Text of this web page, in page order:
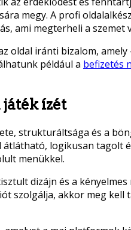
megy. A profi
ami megterheli a szemet
oldal iránti bizalom,
például a befizetés
játék ízét
strukturáltsága és a
logikusan tagolt
menükkel.
dizájn és a
szolgálja, akkor meg kell